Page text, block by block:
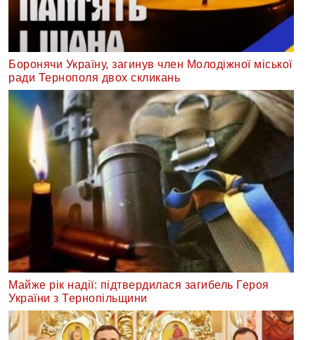
Боронячи Україну, загинув член Молодіжної міської
ради Тернополя двох скликань
Майже рік надії: підтвердилася загибель Героя
України з Тернопільщини